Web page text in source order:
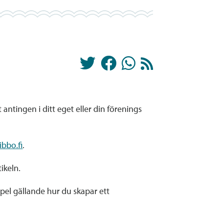
i ditt eget eller din förenings
.
gällande hur du skapar ett